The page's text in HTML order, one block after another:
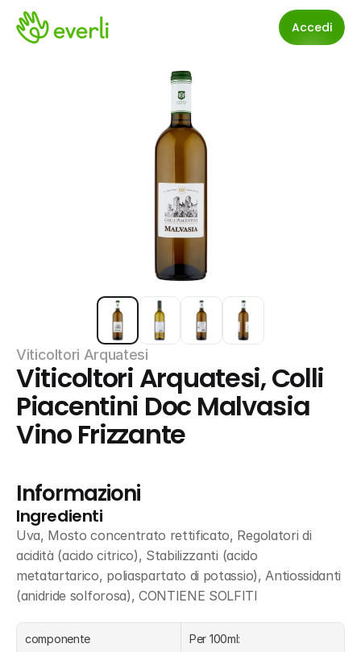
Accedi
Viticoltori Arquatesi
Viticoltori Arquatesi, Colli
Piacentini Doc Malvasia
Vino Frizzante
Informazioni
Ingredienti
Uva, Mosto concentrato rettificato, Regolatori di
acidità (acido citrico), Stabilizzanti (acido
metatartarico, poliaspartato di potassio), Antiossidanti
(anidride solforosa), CONTIENE SOLFITI
componente Per 100ml: